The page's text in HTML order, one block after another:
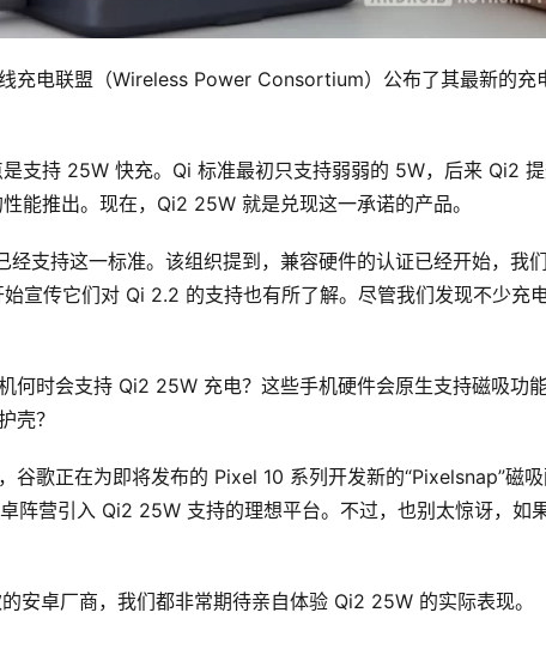
电联盟（Wireless Power Consortium）公布了其最新的充
支持 25W 快充。Qi 标准最初只支持弱弱的 5W，后来 Qi2
能推出。现在，Qi2 25W 就是兑现这一承诺的产品。
经支持这一标准。该组织提到，兼容硬件的认证已经开始，我
宣传它们对 Qi 2.2 的支持也有所了解。尽管我们发现不少充
何时会支持 Qi2 25W 充电？这些手机硬件会原生支持磁吸功
壳？
谷歌正在为即将发布的 Pixel 10 系列开发新的“Pixelsnap”磁
阵营引入 Qi2 25W 支持的理想平台。不过，也别太惊讶，如
安卓厂商，我们都非常期待亲自体验 Qi2 25W 的实际表现。